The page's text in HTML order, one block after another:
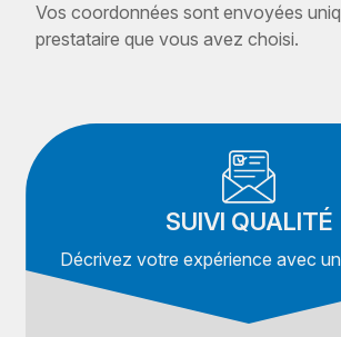
Vos coordonnées sont envoyées
prestataire que vous avez choisi.
SUIVI QUALITÉ
Décrivez votre expérience avec